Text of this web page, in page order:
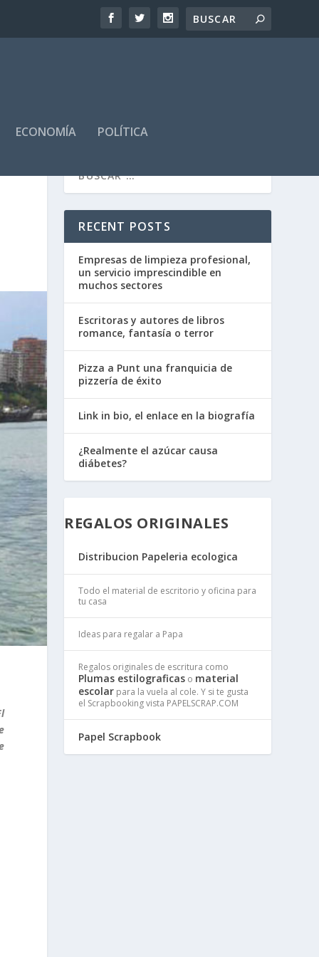
ECONOMÍA POLÍTICA
RECENT POSTS
Empresas de limpieza profesional,
un servicio imprescindible en
muchos sectores
Escritoras y autores de libros
romance, fantasía o terror
Pizza a Punt una franquicia de
pizzería de éxito
Link in bio, el enlace en la biografía
¿Realmente el azúcar causa
diábetes?
REGALOS ORIGINALES
Distribucion Papeleria ecologica
Todo el material de escritorio y oficina para
tu casa
Ideas para regalar a Papa
Regalos originales de escritura como
Plumas estilograficas o material
escolar para la vuela al cole. Y si te gusta
el Scrapbooking vista PAPELSCRAP.COM
Papel Scrapbook